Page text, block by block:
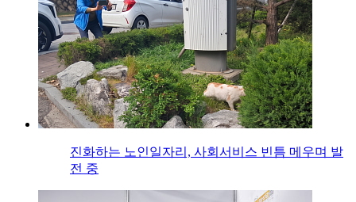
진화하는 노인일자리, 사회서비스 빈틈 메우며 발
전 중